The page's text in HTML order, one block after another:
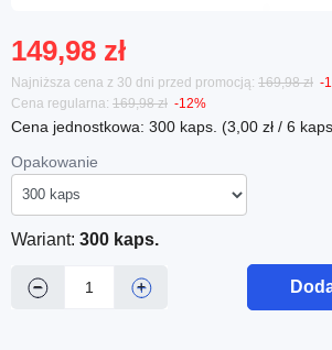
149,98 zł
Najniższa cena z 30 dni przed promocją: 169,98 zł -
Cena regularna: 169,98 zł -12%
Cena jednostkowa: 300 kaps. (3,00 zł / 6
Opakowanie
Wariant: 300 kaps.
− +